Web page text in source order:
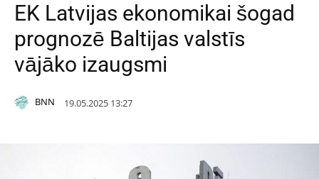
EK Latvijas ekonomikai šogad
prognozē Baltijas valstīs
vājāko izaugsmi
BNN 19.05.2025 13:27